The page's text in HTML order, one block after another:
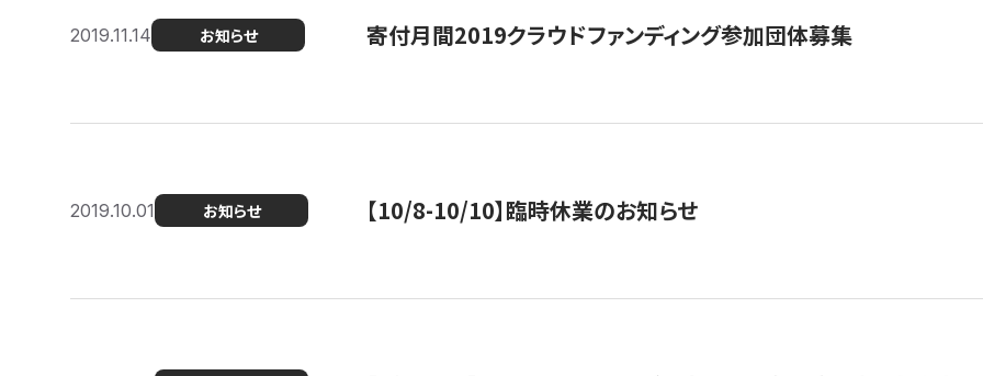
2019.11.14 お知らせ 寄付月間2019クラウドファンディング参加団体募集
2019.10.01 お知らせ 【10/8-10/10】臨時休業のお知らせ